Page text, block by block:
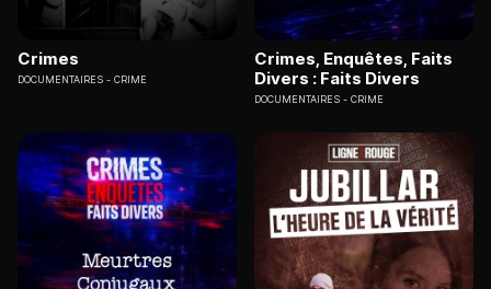
Crimes
DOCUMENTAIRES CRIME
Crimes, Enquêtes, Faits
Divers : Faits Divers
DOCUMENTAIRES CRIME